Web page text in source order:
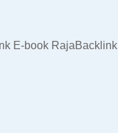
E-book RajaBacklink